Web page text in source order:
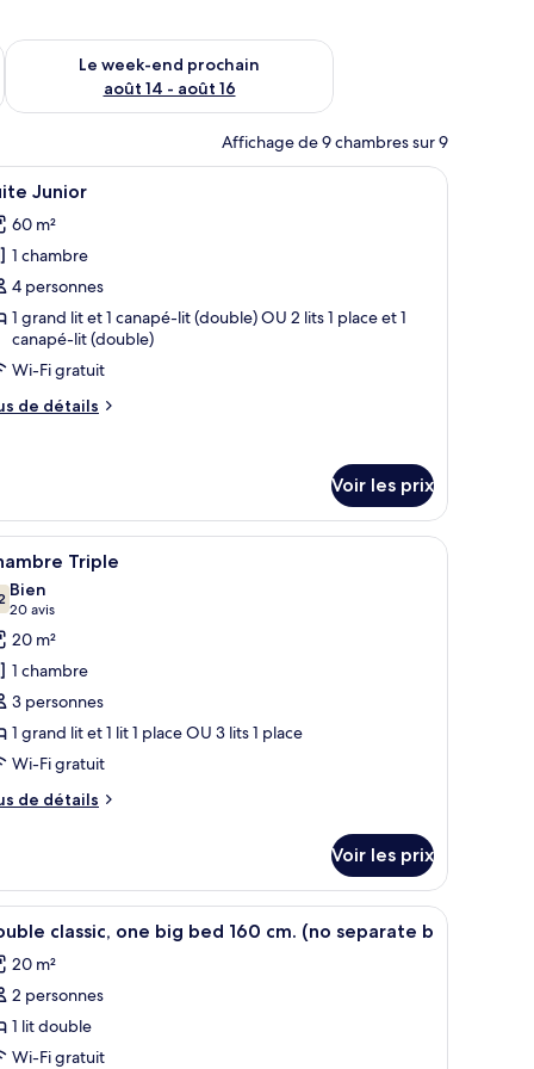
août 7 - août 9
Le week-end prochain
août 14 - août 16
Vérifier la disponibilité pour le week-end prochain août 14 -
Affichage de 9 chambres sur 9
un bureau avec une lampe, une télévision et une fenêtre avec des rideaux.
:
Une chambre d’hôtel avec un lit, un
6 Junior
60 m²
1 chambre
4 personnes
1 grand lit et 1 canapé-lit (double) OU 2 lits 1 place et 1
canapé-lit (double)
Wi-Fi gratuit
de détails
Voir les prix
et deux oreillers, une table de chevet sur laquelle repose un livre, et
:
Une chambre d’hôtel comprenant un lit, un
5 Triple
sur 10
Bien
20 avis
(20 avis)
20 m²
1 chambre
3 personnes
1 grand lit et 1 lit 1 place OU 3 lits 1 place
Wi-Fi gratuit
de détails
Voir les prix
Literie de qualité supérieure, minibar,
2 classic, one big bed 160 cm. (no separate b
20 m²
2 personnes
1 lit double
Wi-Fi gratuit